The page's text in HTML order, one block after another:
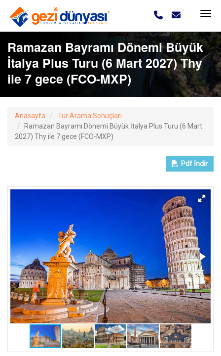
Ramazan Bayramı Dönemi Büyük
İtalya Plus Turu (6 Mart 2027) Thy
ile 7 gece (FCO-MXP)
Anasayfa
Tur Arama Sonuçları
Ramazan Bayramı Dönemi Büyük İtalya Plus Turu (6 Mart
2027) Thy ile 7 gece (FCO-MXP)
Pdf İndir